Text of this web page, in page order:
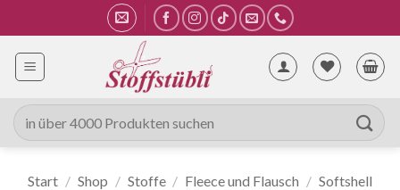
Inhalt
springen
Suche
nach:
Start / Shop / Stoffe / Fleece und Flausch / Softshell